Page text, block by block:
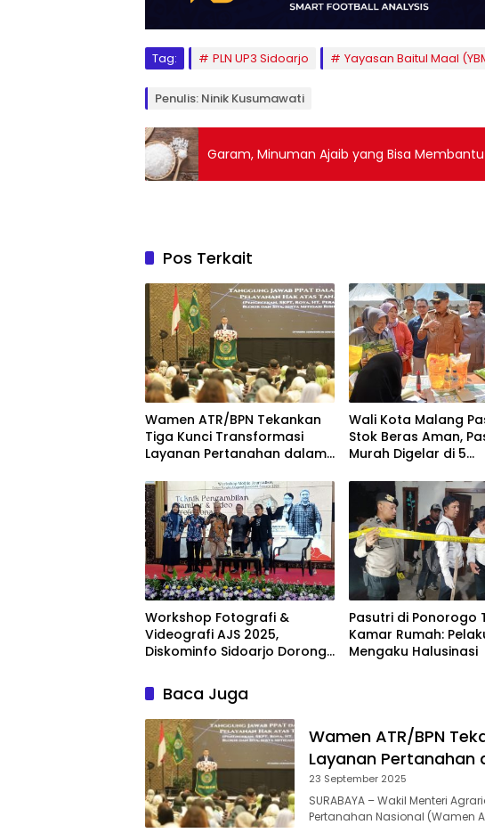
Tag: PLN UP3 Sidoarjo Yayasan Baitul Maal
Penulis: Ninik Kusumawati
Garam, Minuman Ajaib yang Bisa
Pos Terkait
Wamen ATR/BPN Tekankan
Tiga Kunci Transformasi
Layanan Pertanahan dalam
Wali Kota Malang
Stok Beras Aman,
Murah Digelar di 5
Workshop Fotografi &
Videografi AJS 2025,
Diskominfo Sidoarjo Dorong
Sejarah dan Budaya
Pasutri di Ponorogo
Kamar Rumah:
Mengaku Halusinasi
Baca Juga
Wamen ATR/BPN
Layanan Pertanahan
23 September 2025
SURABAYA – Wakil Menteri
Pertanahan Nasional (Wamen